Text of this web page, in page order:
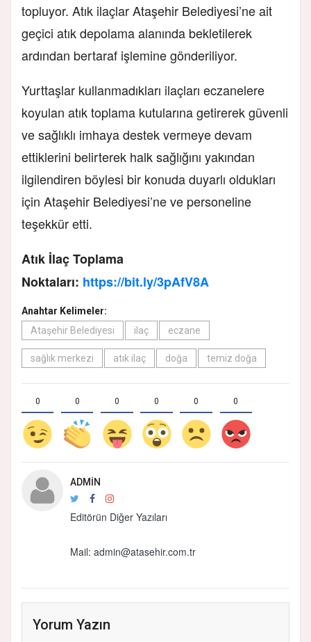
topluyor. Atık ilaçlar Ataşehir Belediyesi’ne ait
geçici atık depolama alanında bekletilerek
ardından bertaraf işlemine gönderiliyor.
Yurttaşlar kullanmadıkları ilaçları eczanelere
koyulan atık toplama kutularına getirerek güvenli
ve sağlıklı imhaya destek vermeye devam
ettiklerini belirterek halk sağlığını yakından
ilgilendiren böylesi bir konuda duyarlı oldukları
için Ataşehir Belediyesi’ne ve personeline
teşekkür etti.
Atık İlaç Toplama
Noktaları: https://bit.ly/3pAfV8A
Anahtar Kelimeler:
Ataşehir Belediyesi
ilaç eczane
sağlık merkezi atık ilaç doğa temiz doğa
0 0 0 0 0 0
ADMIN
Editörün Diğer Yazıları
Mail: admin@atasehir.com.tr
Yorum Yazın